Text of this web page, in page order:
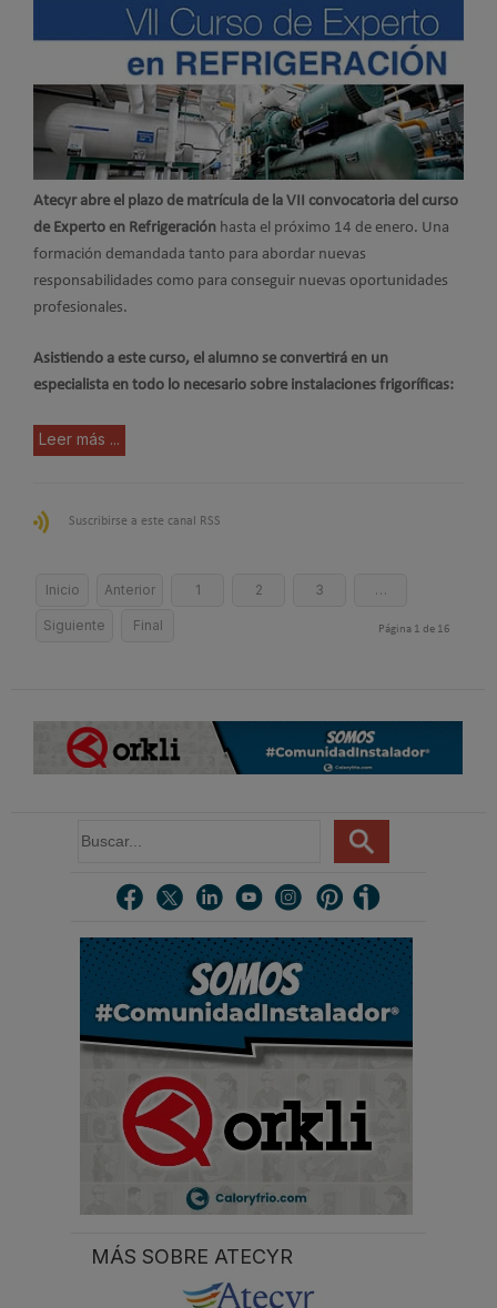
Atecyr abre el plazo de matrícula de la VII convocatoria del curso
de Experto en Refrigeración hasta el próximo 14 de enero. Una
formación demandada tanto para abordar nuevas
responsabilidades como para conseguir nuevas oportunidades
profesionales.
Asistiendo a este curso, el alumno se convertirá en un
especialista en todo lo necesario sobre instalaciones frigoríficas:
Leer más ...
Suscribirse a este canal RSS
Inicio Anterior 1 2 3 …
Siguiente Final Página 1 de 16
u
r
.
MÁS SOBRE ATECYR